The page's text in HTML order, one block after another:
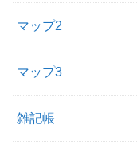
マップ2
マップ3
雑記帳